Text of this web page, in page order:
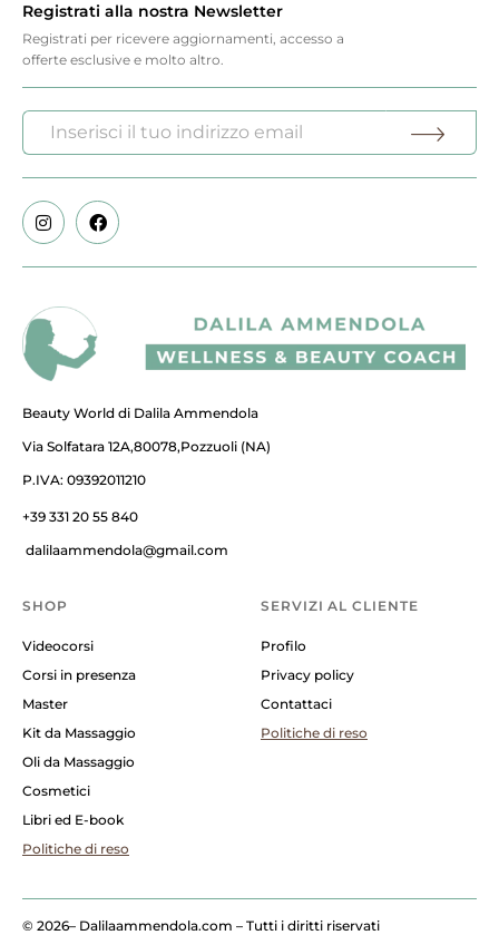
Registrati alla nostra Newsletter
Registrati per ricevere aggiornamenti, accesso a
offerte esclusive e molto altro.
Beauty World di Dalila Ammendola
Via Solfatara 12A,80078,Pozzuoli (NA)
P.IVA: 09392011210
+39 331 20 55 840
dalilaammendola@gmail.com
SHOP
Videocorsi
Corsi in presenza
Master
Kit da Massaggio
Oli da Massaggio
Cosmetici
Libri ed E-book
Politiche di reso
SERVIZI AL CLIENTE
Profilo
Privacy policy
Contattaci
Politiche di reso
© 2026– Dalilaammendola.com – Tutti i diritti riservati